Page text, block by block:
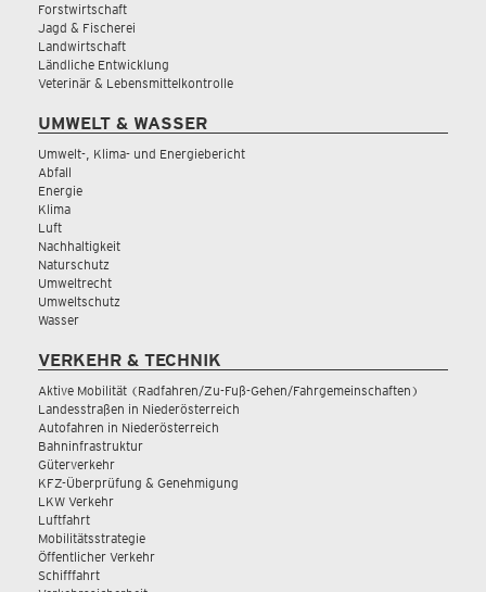
Forstwirtschaft
Jagd & Fischerei
Landwirtschaft
Ländliche Entwicklung
Veterinär & Lebensmittelkontrolle
UMWELT & WASSER
Umwelt-, Klima- und Energiebericht
Abfall
Energie
Klima
Luft
Nachhaltigkeit
Naturschutz
Umweltrecht
Umweltschutz
Wasser
VERKEHR & TECHNIK
Aktive Mobilität (Radfahren/Zu-Fuß-Gehen/Fahrgemeinschaften)
Landesstraßen in Niederösterreich
Autofahren in Niederösterreich
Bahninfrastruktur
Güterverkehr
KFZ-Überprüfung & Genehmigung
LKW Verkehr
Luftfahrt
Mobilitätsstrategie
Öffentlicher Verkehr
Schifffahrt